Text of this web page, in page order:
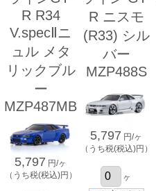
R R34
V.specⅡニ
ュル メタ
リックブル
ー
MZP487MB
5,797 円/ヶ
（うち税(税込)円）
R ニスモ
(R33) シル
バー
MZP488S
5,797 円/ヶ
（うち税(税込)円）
ヶ